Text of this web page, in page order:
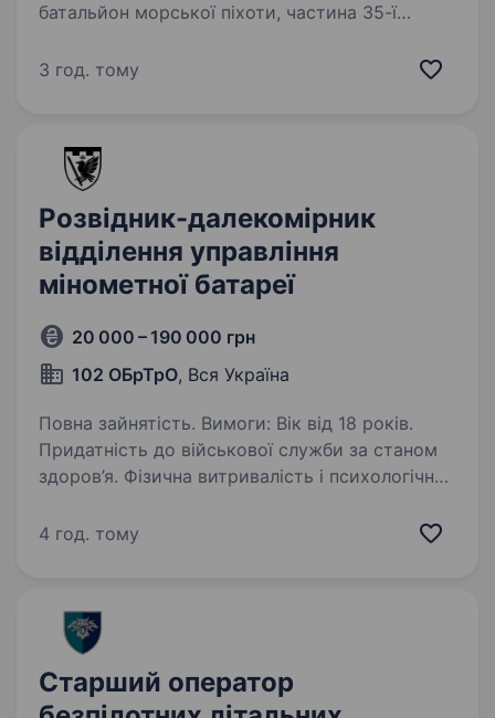
батальйон морської піхоти, частина 35-ї
Збройних сил України. Наш девіз — «Ми там,
3 год. тому
Розвідник-далекомірник
відділення управління
мінометної батареї
20 000 – 190 000 грн
102 ОБрТрО, Вся Україна
Повна зайнятість. Вимоги: Вік від 18 років.
Придатність до військової служби за станом
здоров’я. Фізична витривалість і психологічна
та швидке реагування. Знання роботи
4 год. тому
Старший оператор